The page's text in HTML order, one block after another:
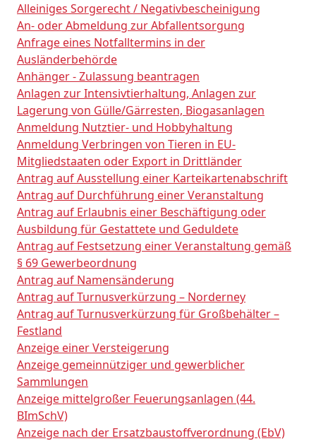
Alleiniges Sorgerecht / Negativbescheinigung
An- oder Abmeldung zur Abfallentsorgung
Anfrage eines Notfalltermins in der
Ausländerbehörde
Anhänger - Zulassung beantragen
Anlagen zur Intensivtierhaltung, Anlagen zur
Lagerung von Gülle/Gärresten, Biogasanlagen
Anmeldung Nutztier- und Hobbyhaltung
Anmeldung Verbringen von Tieren in EU-
Mitgliedstaaten oder Export in Drittländer
Antrag auf Ausstellung einer Karteikartenabschrift
Antrag auf Durchführung einer Veranstaltung
Antrag auf Erlaubnis einer Beschäftigung oder
Ausbildung für Gestattete und Geduldete
Antrag auf Festsetzung einer Veranstaltung gemäß
§ 69 Gewerbeordnung
Antrag auf Namensänderung
Antrag auf Turnusverkürzung – Norderney
Antrag auf Turnusverkürzung für Großbehälter –
Festland
Anzeige einer Versteigerung
Anzeige gemeinnütziger und gewerblicher
Sammlungen
Anzeige mittelgroßer Feuerungsanlagen (44.
BImSchV)
Anzeige nach der Ersatzbaustoffverordnung (EbV)